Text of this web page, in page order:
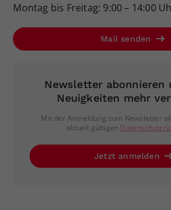
Montag bis Freitag: 9:00 – 14:00
Mail senden
Newsletter abonnieren
Neuigkeiten mehr
Mit der Anmeldung zum Newsletter
aktuell gültigen
Jetzt anmelden